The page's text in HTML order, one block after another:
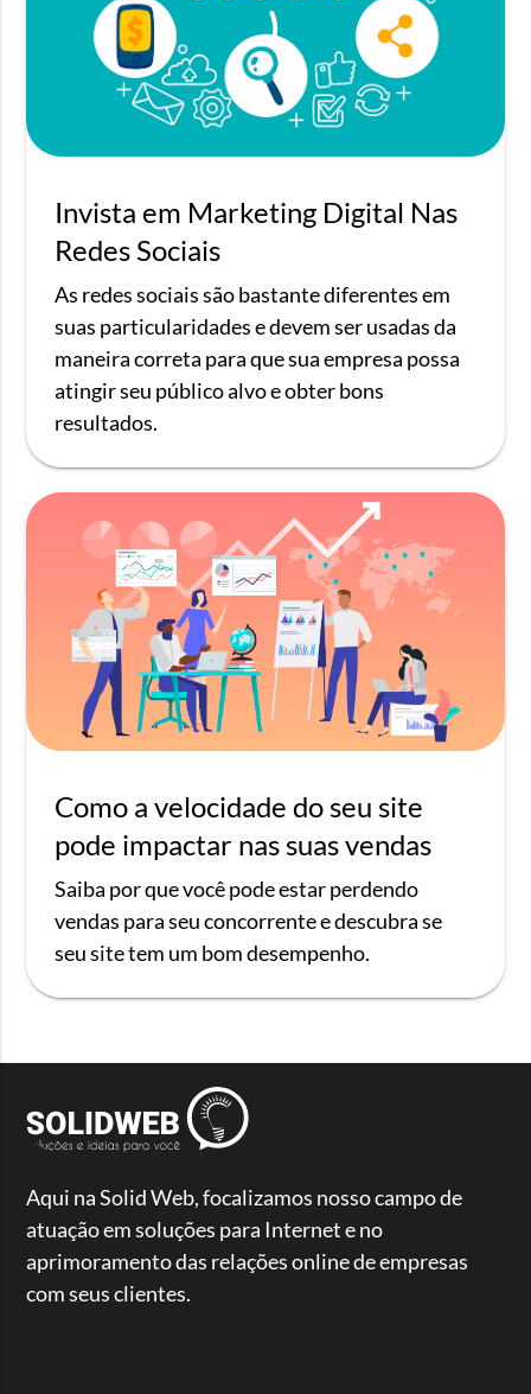
Invista em Marketing Digital Nas
Redes Sociais
As redes sociais são bastante diferentes em
suas particularidades e devem ser usadas da
maneira correta para que sua empresa possa
atingir seu público alvo e obter bons
resultados.
Como a velocidade do seu site
pode impactar nas suas vendas
Saiba por que você pode estar perdendo
vendas para seu concorrente e descubra se
seu site tem um bom desempenho.
Aqui na Solid Web, focalizamos nosso campo de
atuação em soluções para Internet e no
aprimoramento das relações online de empresas
com seus clientes.